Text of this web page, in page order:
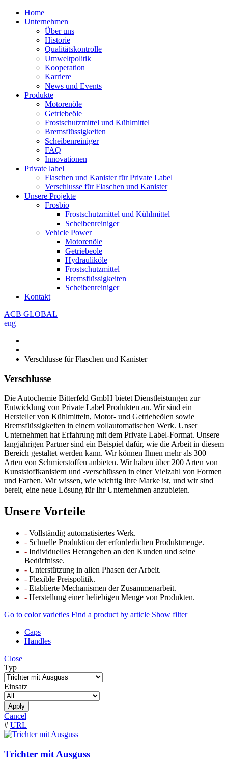
Home
Unternehmen
Über uns
Historie
Qualitätskontrolle
Umweltpolitik
Kooperation
Karriere
News und Events
Produkte
Motorenöle
Getriebeöle
Frostschutzmittel und Kühlmittel
Bremsflüssigkeiten
Scheibenreiniger
FAQ
Innovationen
Private label
Flaschen und Kanister für Private Label
Verschlusse für Flaschen und Kanister
Unsere Projekte
Frosbio
Frostschutzmittel und Kühlmittel
Scheibenreiniger
Vehicle Power
Motorenöle
Getriebeole
Hydrauliköle
Frostschutzmittel
Bremsflüssigkeiten
Scheibenreiniger
Kontakt
ACB GLOBAL
eng
Verschlusse für Flaschen und Kanister
Verschlusse
Die Autochemie Bitterfeld GmbH bietet Dienstleistungen zur
Entwicklung von Private Label Produkten an. Wir sind ein
Hersteller von Kühlmitteln, Motor- und Getriebeölen sowie
Bremsflüssigkeiten in einem vollautomatischen Werk. Unser
Unternehmen hat Erfahrung mit dem Private Label-Format. Unsere
langjährigen Partner sind ein Beispiel dafür, wie die Arbeit in diesem
Bereich gestaltet werden kann. Wir können Ihnen mehr als 300
Arten von Schmierstoffen anbieten. Wir haben über 200 Arten von
Kunststoffkanistern und -verschlüssen in einer Vielzahl von Formen
und Farben. Wir wissen, wie wichtig Ihre Marke ist, und wir sind
bereit, eine neue Lösung für Ihr Unternehmen anzubieten.
Unsere Vorteile
- Vollständig automatisiertes Werk.
- Schnelle Produktion der erforderlichen Produktmenge.
- Individuelles Herangehen an den Kunden und seine
Bedürfnisse.
- Unterstützung in allen Phasen der Arbeit.
- Flexible Preispolitik.
- Etablierte Mechanismen der Zusammenarbeit.
- Herstellung einer beliebigen Menge von Produkten.
Go to color varieties Find a product by article Show filter
Caps
Handles
Close
Typ
Einsatz
Apply
Cancel
# URL
Trichter mit Ausguss